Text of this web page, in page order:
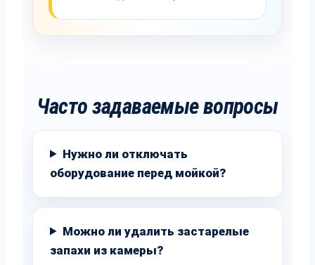
Часто задаваемые вопросы
Нужно ли отключать
оборудование перед мойкой?
Можно ли удалить застарелые
запахи из камеры?